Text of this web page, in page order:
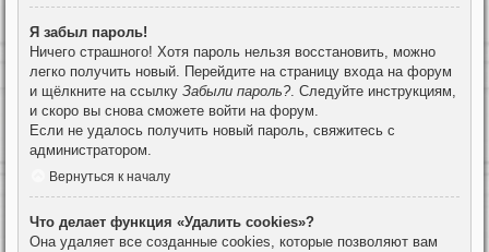
Я забыл пароль!
Ничего страшного! Хотя пароль нельзя восстановить, можно
легко получить новый. Перейдите на страницу входа на форум
и щёлкните на ссылку Забыли пароль?. Следуйте инструкциям,
и скоро вы снова сможете войти на форум.
Если не удалось получить новый пароль, свяжитесь с
администратором.
Вернуться к началу
Что делает функция «Удалить cookies»?
Она удаляет все созданные cookies, которые позволяют вам